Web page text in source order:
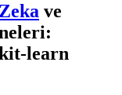
ve
learn